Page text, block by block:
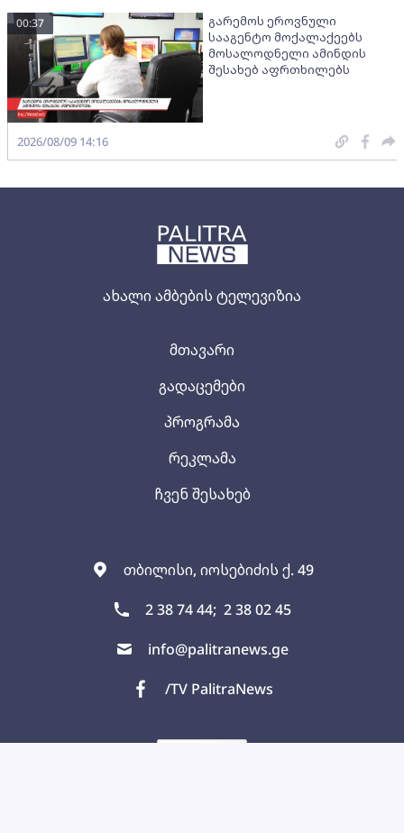
ახალი ამბების ტელევიზია
თბილისი, იოსებიძის ქ. 49
2 38 74 44; 2 38 02 45
info@palitranews.ge
/TV PalitraNews
მთავარი
გადაცემები
პროგრამა
რეკლამა
ჩვენ შესახებ
გარემოს ეროვნული
სააგენტო მოქალაქეებს
მოსალოდნელი ამინდის
შესახებ აფრთხილებს
00:37
2026/08/09 14:16